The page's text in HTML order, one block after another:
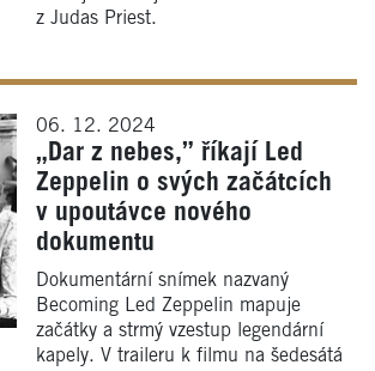
z Judas Priest.
06. 12. 2024
„Dar z nebes,” říkají Led
Zeppelin o svých začátcích
v upoutávce nového
dokumentu
Dokumentární snímek nazvaný
Becoming Led Zeppelin mapuje
začátky a strmý vzestup legendární
kapely. V traileru k filmu na šedesátá